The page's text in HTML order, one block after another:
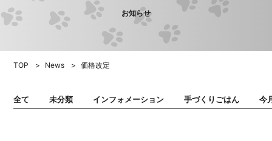
お知らせ
TOP News 価格改定
全て 未分類 インフォメーション 手づくりごはん 今